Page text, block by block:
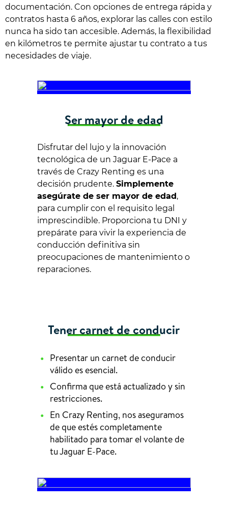
documentación. Con opciones de entrega rápida y
contratos hasta 6 años, explorar las calles con estilo
nunca ha sido tan accesible. Además, la flexibilidad
en kilómetros te permite ajustar tu contrato a tus
necesidades de viaje.
Ser mayor de edad
Disfrutar del lujo y la innovación
tecnológica de un Jaguar E-Pace a
través de Crazy Renting es una
decisión prudente. Simplemente
asegúrate de ser mayor de edad,
para cumplir con el requisito legal
imprescindible. Proporciona tu DNI y
prepárate para vivir la experiencia de
conducción definitiva sin
preocupaciones de mantenimiento o
reparaciones.
Tener carnet de conducir
Presentar un carnet de conducir
válido es esencial.
Confirma que está actualizado y sin
restricciones.
En Crazy Renting, nos aseguramos
de que estés completamente
habilitado para tomar el volante de
tu Jaguar E-Pace.